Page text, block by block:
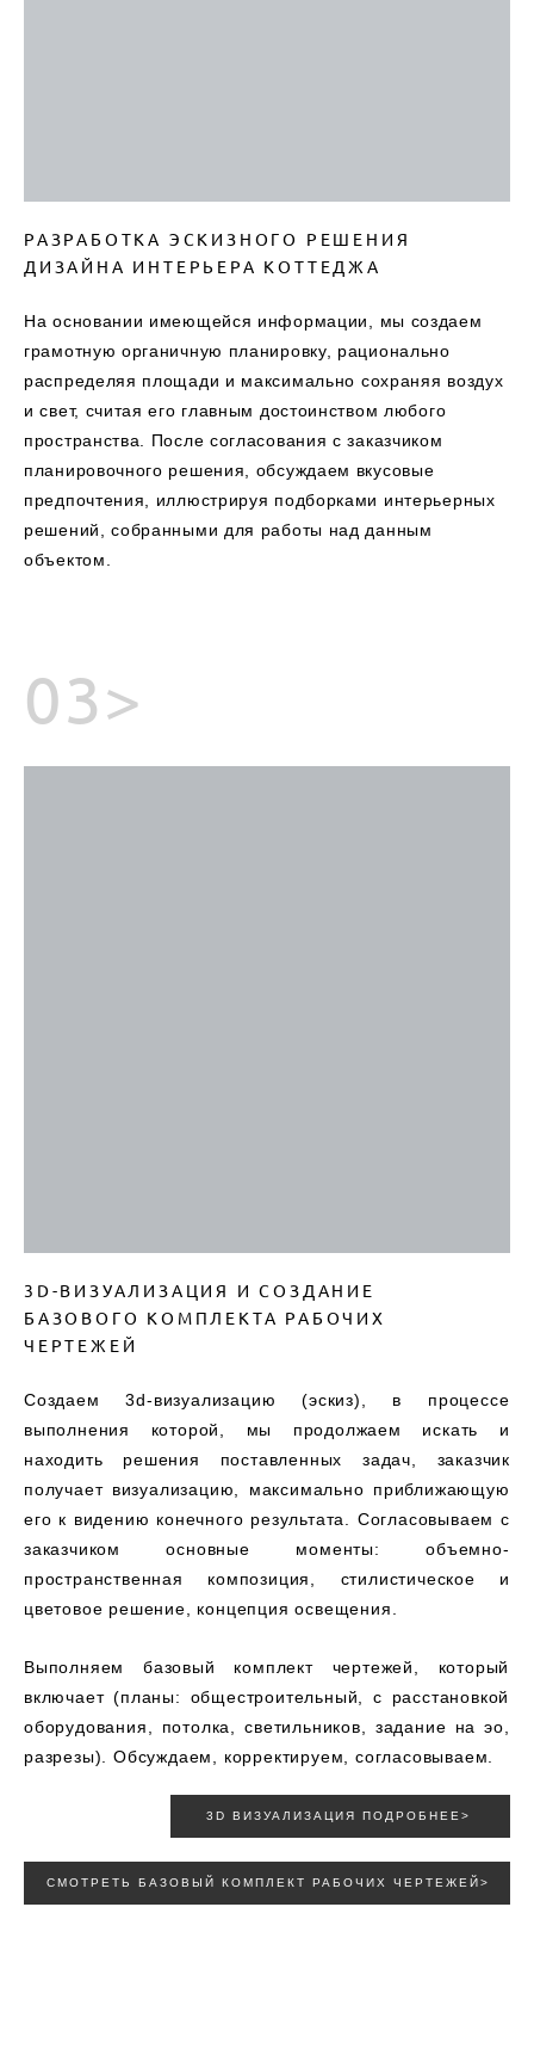
РАЗРАБОТКА ЭСКИЗНОГО РЕШЕНИЯ
ДИЗАЙНА ИНТЕРЬЕРА КОТТЕДЖА
На основании имеющейся информации, мы создаем
грамотную органичную планировку, рационально
распределяя площади и максимально сохраняя воздух
и свет, считая его главным достоинством любого
пространства. После согласования с заказчиком
планировочного решения, обсуждаем вкусовые
предпочтения, иллюстрируя подборками интерьерных
решений, собранными для работы над данным
объектом.
03>
3D-ВИЗУАЛИЗАЦИЯ И СОЗДАНИЕ
БАЗОВОГО КОМПЛЕКТА РАБОЧИХ
ЧЕРТЕЖЕЙ
Создаем 3d-визуализацию (эскиз), в процессе
выполнения которой, мы продолжаем искать и
находить решения поставленных задач, заказчик
получает визуализацию, максимально приближающую
его к видению конечного результата. Согласовываем с
заказчиком основные моменты: объемно-
пространственная композиция, стилистическое и
цветовое решение, концепция освещения.
Выполняем базовый комплект чертежей, который
включает (планы: общестроительный, с расстановкой
оборудования, потолка, светильников, задание на эо,
разрезы). Обсуждаем, корректируем, согласовываем.
3D ВИЗУАЛИЗАЦИЯ ПОДРОБНЕЕ>
СМОТРЕТЬ БАЗОВЫЙ КОМПЛЕКТ РАБОЧИХ ЧЕРТЕЖЕЙ>